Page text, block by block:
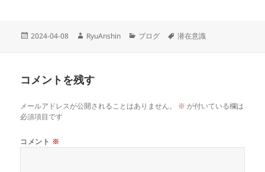
投
2024-04-08
作
RyuAnshin
カ
ブログ
タ
潜在意識
コメントを残す
メールアドレスが公開されることはありません。 ※ が付いている欄は
必須項目です
コメント ※